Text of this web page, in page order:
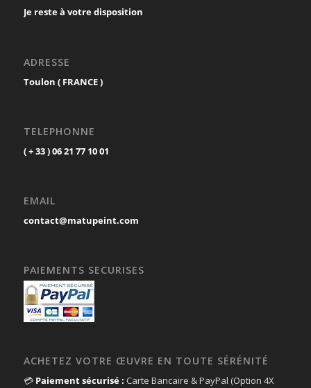
Je reste à votre disposition
ADRESSE
Toulon ( FRANCE )
TELEPHONNE
( + 33 ) 06 21 77 10 01
EMAIL
contact@matupeint.com
PAIEMENTS SECURISES
ACHETEZ VOTRE ŒUVRE EN TOUTE SÉRÉNITÉ
💳 Paiement sécurisé : Carte Bancaire & PayPal (Option 4X